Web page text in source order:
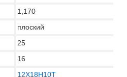
1,170
плоский
25
16
12Х18Н10Т